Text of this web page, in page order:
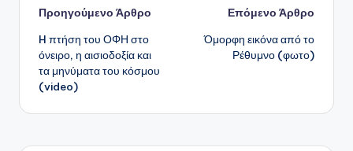
Πλοήγηση
δημοσιεύσεων
Προηγούμενο Άρθρο
H πτήση του ΟΦΗ στο
όνειρο, η αισιοδοξία και
τα μηνύματα του κόσμου
(video)
Επόμενο Άρθρο
Όμορφη εικόνα από το
Ρέθυμνο (φωτο)